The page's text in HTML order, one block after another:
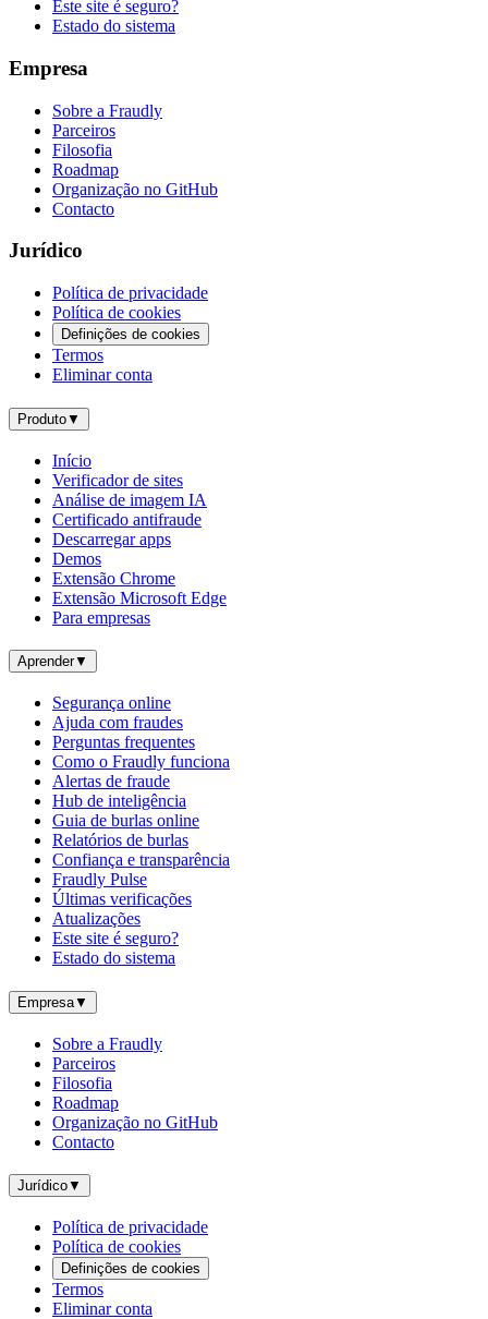
Este site é seguro?
Estado do sistema
Empresa
Sobre a Fraudly
Parceiros
Filosofia
Roadmap
Organização no GitHub
Contacto
Jurídico
Política de privacidade
Política de cookies
Definições de cookies
Termos
Eliminar conta
Produto▼
Início
Verificador de sites
Análise de imagem IA
Certificado antifraude
Descarregar apps
Demos
Extensão Chrome
Extensão Microsoft Edge
Para empresas
Aprender▼
Segurança online
Ajuda com fraudes
Perguntas frequentes
Como o Fraudly funciona
Alertas de fraude
Hub de inteligência
Guia de burlas online
Relatórios de burlas
Confiança e transparência
Fraudly Pulse
Últimas verificações
Atualizações
Este site é seguro?
Estado do sistema
Empresa▼
Sobre a Fraudly
Parceiros
Filosofia
Roadmap
Organização no GitHub
Contacto
Jurídico▼
Política de privacidade
Política de cookies
Definições de cookies
Termos
Eliminar conta